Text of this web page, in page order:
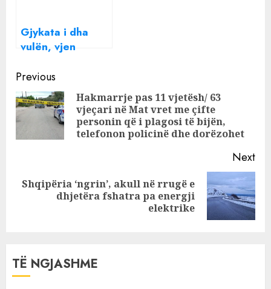
Gjykata i dha
vulën, vjen
Berishës duke
buzëqeshur: Kam
një mesazh
Continue
Reading
Previous
Hakmarrje pas 11 vjetësh/ 63
vjeçari në Mat vret me çifte
personin që i plagosi të bijën,
telefonon policinë dhe dorëzohet
Next
Next
Shqipëria ‘ngrin’, akull në rrugë e
dhjetëra fshatra pa energji
elektrike
TË NGJASHME